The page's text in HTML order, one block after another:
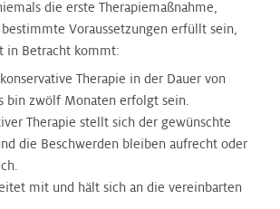
die erste Therapiemaßnahme,
Voraussetzungen erfüllt sein,
in Betracht kommt:
Therapie in der Dauer von
bin zwölf Monaten erfolgt sein.
Therapie stellt sich der gewünschte
die Beschwerden bleiben aufrecht oder
mit und hält sich an die vereinbarten